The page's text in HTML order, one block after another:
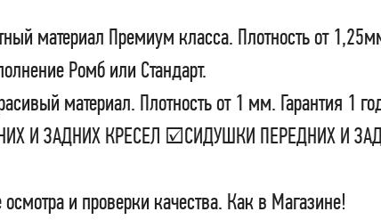
материал Премиум класса. Плотность от
Ромб или Стандарт.
материал. Плотность от 1 мм. Гарантия 1
И ЗАДНИХ КРЕСЕЛ ☑СИДУШКИ ПЕРЕДНИХ И
и проверки качества. Как в Магазине!